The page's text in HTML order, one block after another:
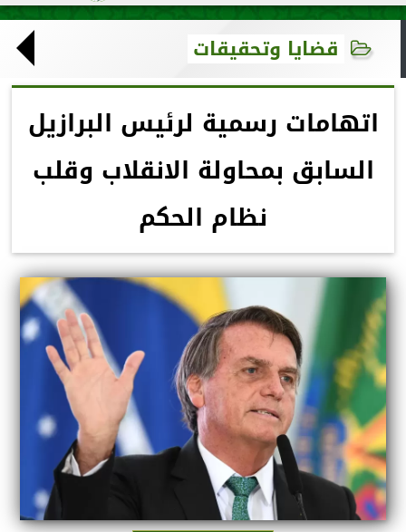
قضايا وتحقيقات
اتهامات رسمية لرئيس البرازيل
السابق بمحاولة الانقلاب وقلب
نظام الحكم